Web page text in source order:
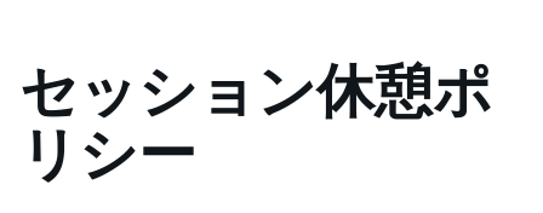
セッション休憩ポ
リシー